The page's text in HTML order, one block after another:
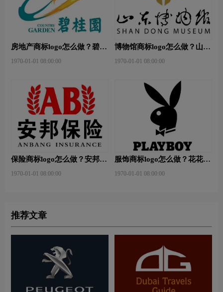
房地产商标logo怎么做？碧桂
1970-01-01 08:00:00
博物馆商标logo怎么做？山东
logo设计
1970-01-01 08:00:00
保险商标logo怎么做？安邦保
1970-01-01 08:00:00
服饰商标logo怎么做？花花公
1970-01-01 08:00:00
推荐文章